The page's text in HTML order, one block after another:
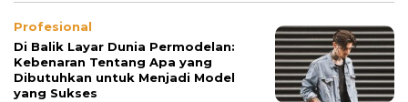
Profesional
Di Balik Layar Dunia Permodelan:
Kebenaran Tentang Apa yang
Dibutuhkan untuk Menjadi Model
yang Sukses